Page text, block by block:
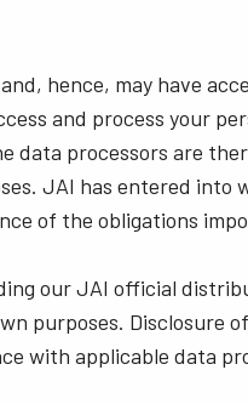
hence, may have
and process your
data processors are
JAI has entered into
of the obligations
our JAI official
purposes. Disclosure
with applicable data